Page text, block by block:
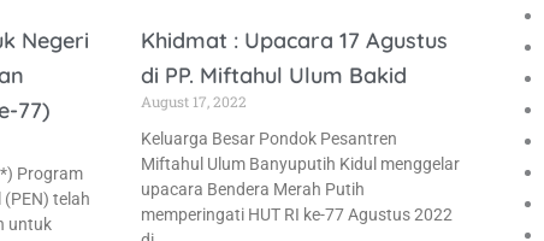
Negeri
77)
Program
telah
untuk
Khidmat : Upacara 17 Agustus
di PP. Miftahul Ulum Bakid
August 17, 2022
Keluarga Besar Pondok Pesantren
Miftahul Ulum Banyuputih Kidul menggelar
upacara Bendera Merah Putih
memperingati HUT RI ke-77 Agustus 2022